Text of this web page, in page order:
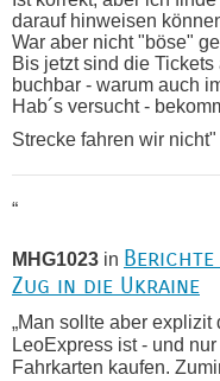
darauf hinweisen
War aber nicht "böse"
Bis jetzt sind die
buchbar - warum auch
Hab´s versucht -
Strecke fahren wir nicht"
“
MHG1023 in Berichte
Zug in die Ukraine
„Man sollte aber
LeoExpress ist - und
Fahrkarten kaufen.